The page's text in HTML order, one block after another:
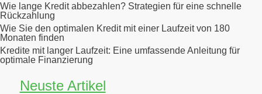
Wie lange Kredit abbezahlen? Strategien für eine schnelle
Rückzahlung
Wie Sie den optimalen Kredit mit einer Laufzeit von 180
Monaten finden
Kredite mit langer Laufzeit: Eine umfassende Anleitung für
optimale Finanzierung
Neuste Artikel